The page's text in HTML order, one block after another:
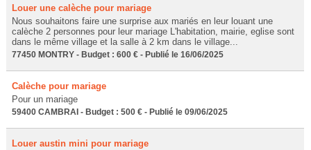
Louer une calèche pour mariage
Nous souhaitons faire une surprise aux mariés en leur louant une
calèche 2 personnes pour leur mariage L'habitation, mairie, eglise sont
dans le même village et la salle à 2 km dans le village...
77450 MONTRY - Budget : 600 € - Publié le 16/06/2025
Calèche pour mariage
Pour un mariage
59400 CAMBRAI - Budget : 500 € - Publié le 09/06/2025
Louer austin mini pour mariage